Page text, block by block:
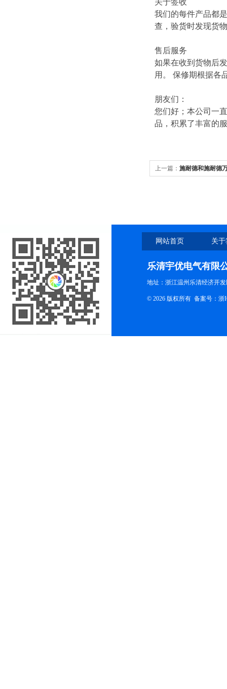
关于签收
我们的每件产品都
查，验货时发现货
售后服务
如果在收到货物后
用。 保修期根据各
朋友们：
您们好；本公司一
品，积累了丰富的
上一篇： 施耐德和施耐德
网站首页 关
乐清宇优电气有限
地址：浙江温州乐清经济开
© 2026 版权所有 备案号：浙